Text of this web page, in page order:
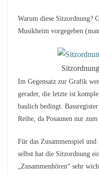
Warum diese Sitzordnung?
Musikheim vorgegeben
Im Gegensatz zur Grafik
gerader, die letzte ist
baulich bedingt.
Reihe, da Posaunen nur zum
Für das Zusammenspiel
selbst hat die Sitzordnung
„Zusammenhören“ sehr